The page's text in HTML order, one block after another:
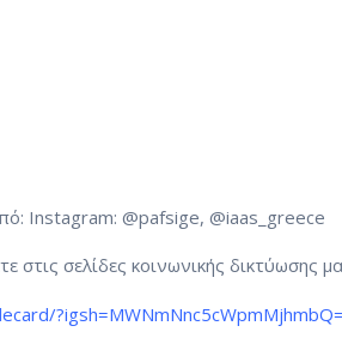
Instagram: @pafsige, @iaas_greece
στις σελίδες κοινωνικής δικτύωσης